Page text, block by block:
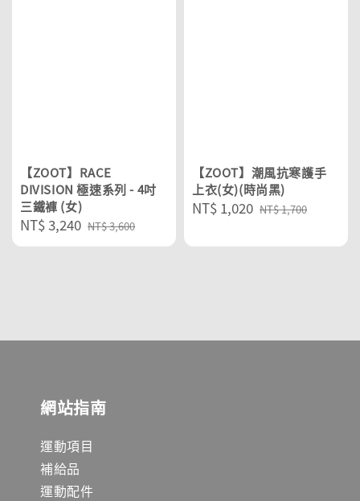
【ZOOT】RACE
DIVISION 極速系列 - 4吋
三鐵褲 (女)
Sale
price
NT$ 3,240 Regular
price
NT$ 3,600
【ZOOT】潮風抗寒護手
上衣(女)(時尚黑)
Sale
NT$ 1,020 Regular
NT$ 1,700
網站指南
運動項目
補給品
運動配件